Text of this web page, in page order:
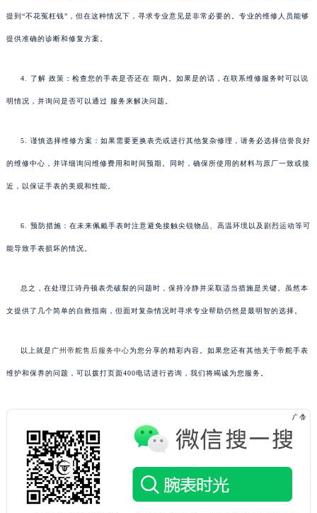
提到“不花冤枉钱”，但在这种情况下，寻求专业意见是非常必要的。专业的维修人员能够
提供准确的诊断和修复方案。
4. 了解 政策：检查您的手表是否还在 期内。如果是的话，在联系维修服务时可以说
明情况，并询问是否可以通过 服务来解决问题。
5. 谨慎选择维修方案：如果需要更换表壳或进行其他复杂修理，请务必选择信誉良好
的维修中心，并详细询问维修费用和时间预期。同时，确保所使用的材料与原厂一致或接
近，以保证手表的美观和性能。
6. 预防措施：在未来佩戴手表时注意避免接触尖锐物品、高温环境以及剧烈运动等可
能导致手表损坏的情况。
总之，在处理江诗丹顿表壳破裂的问题时，保持冷静并采取适当措施是关键。虽然本
文提供了几个简单的自救指南，但面对复杂情况时寻求专业帮助仍然是最明智的选择。
以上就是 广州帝舵售后服务中心为您分享的精彩内容。如果您还有其他关于帝舵手表
维护和保养的问题，可以拨打页面400电话进行咨询，我们将竭诚为您服务。